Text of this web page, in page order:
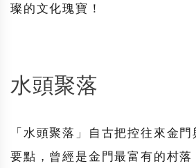
璨的文化瑰寶！
水頭聚落
「 水頭聚落 」自古把控往來金
要點，曾經是金門最富有的村